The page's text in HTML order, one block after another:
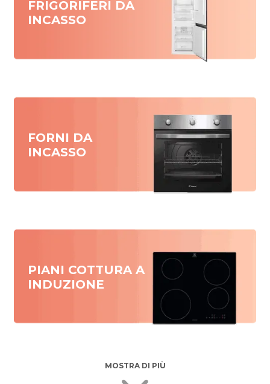
FRIGORIFERI DA
INCASSO
FORNI DA
INCASSO
PIANI COTTURA A
INDUZIONE
MOSTRA DI PIÙ